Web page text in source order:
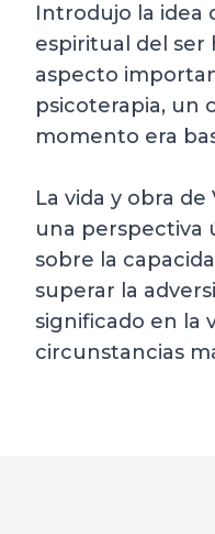
Introdujo la idea
espiritual del
aspecto
psicoterapia, un
momento era
La vida y obra
una perspectiva
sobre la
superar la
significado en la
circunstancias